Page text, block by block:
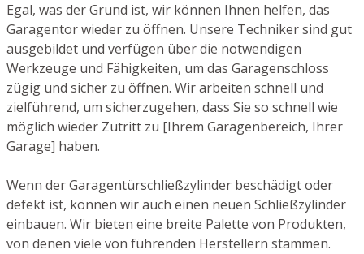
Egal, was der Grund ist, wir können Ihnen helfen, das
Garagentor wieder zu öffnen. Unsere Techniker sind gut
ausgebildet und verfügen über die notwendigen
Werkzeuge und Fähigkeiten, um das Garagenschloss
zügig und sicher zu öffnen. Wir arbeiten schnell und
zielführend, um sicherzugehen, dass Sie so schnell wie
möglich wieder Zutritt zu [Ihrem Garagenbereich, Ihrer
Garage] haben.
Wenn der Garagentürschließzylinder beschädigt oder
defekt ist, können wir auch einen neuen Schließzylinder
einbauen. Wir bieten eine breite Palette von Produkten,
von denen viele von führenden Herstellern stammen.